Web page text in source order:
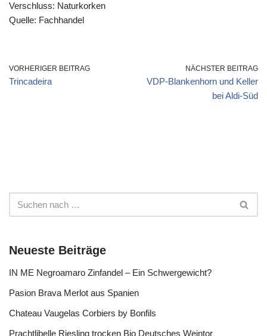
Verschluss: Naturkorken
Quelle: Fachhandel
VORHERIGER BEITRAG
Trincadeira
NÄCHSTER BEITRAG
VDP-Blankenhorn und Keller
bei Aldi-Süd
Neueste Beiträge
IN ME Negroamaro Zinfandel – Ein Schwergewicht?
Pasion Brava Merlot aus Spanien
Chateau Vaugelas Corbiers by Bonfils
Prachtlibelle Riesling trocken Bio Deutsches Weintor